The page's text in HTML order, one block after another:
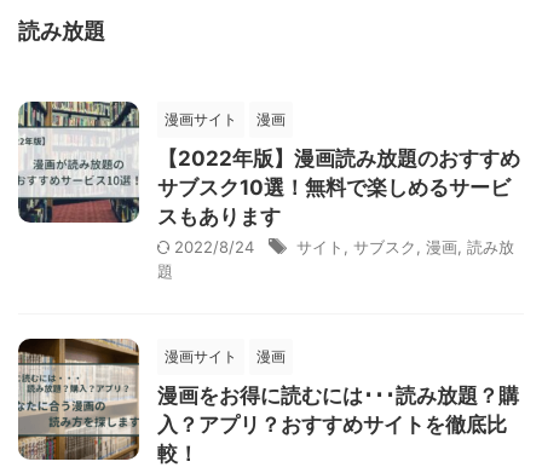
読み放題
漫画サイト 漫画
【2022年版】漫画読み放題のおすすめ
サブスク10選！無料で楽しめるサービ
スもあります
2022/8/24 サイト サブスク 漫画 読み放
題
漫画サイト 漫画
漫画をお得に読むには･･･読み放題？購
入？アプリ？おすすめサイトを徹底比
較！